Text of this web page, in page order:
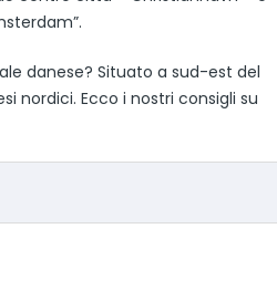
danese? Situato a sud-est del
nordici. Ecco i nostri consigli su